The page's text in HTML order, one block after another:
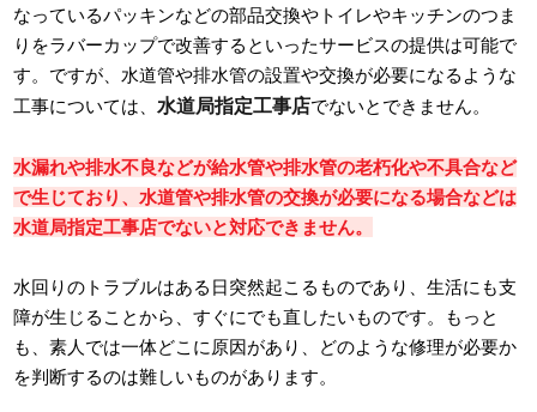
なっているパッキンなどの部品交換やトイレやキッチンのつま
りをラバーカップで改善するといったサービスの提供は可能で
す。ですが、水道管や排水管の設置や交換が必要になるような
工事については、 水道局指定工事店でないとできません。
水漏れや排水不良などが給水管や排水管の老朽化や不具合など
で生じており、水道管や排水管の交換が必要になる場合などは
水道局指定工事店でないと対応できません。
水回りのトラブルはある日突然起こるものであり、生活にも支
障が生じることから、すぐにでも直したいものです。もっと
も、素人では一体どこに原因があり、どのような修理が必要か
を判断するのは難しいものがあります。